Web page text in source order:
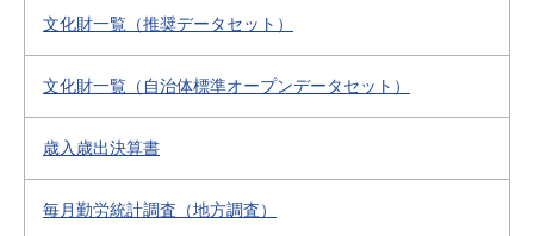
文化財一覧（推奨データセット）
文化財一覧（自治体標準オープンデータセット）
歳入歳出決算書
毎月勤労統計調査（地方調査）